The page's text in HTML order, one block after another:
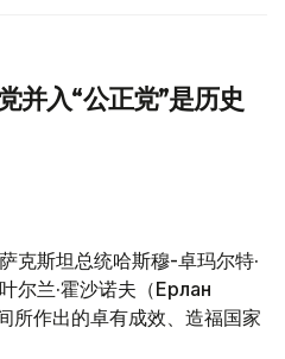
并入“公正党”是历史
克斯坦总统哈斯穆-卓玛尔特·
尔兰·霍沙诺夫（Ерлан
所作出的卓有成效、造福国家